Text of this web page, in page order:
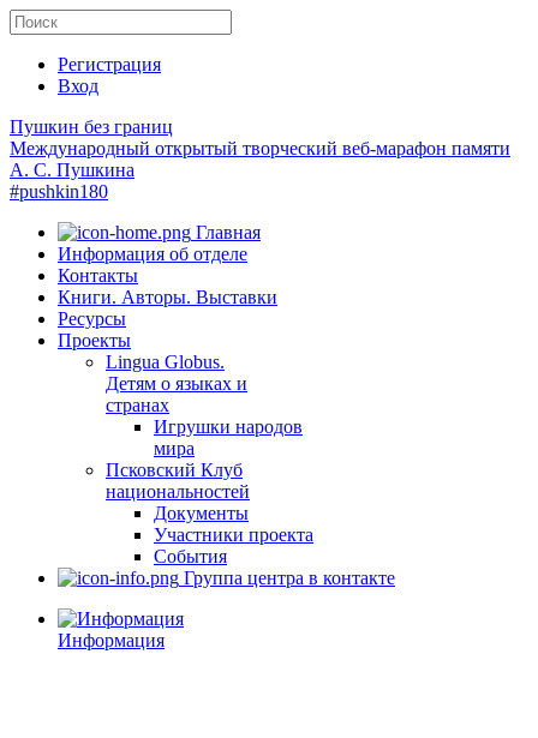
Регистрация
Вход
Пушкин без границ
Международный открытый творческий веб-марафон памяти
А. С. Пушкина
#pushkin180
Главная
Информация об отделе
Контакты
Книги. Авторы. Выставки
Ресурсы
Проекты
Lingua Globus.
Детям о языках и
странах
Игрушки народов
мира
Псковский Клуб
национальностей
Документы
Участники проекта
События
Группа центра в контакте
Информация